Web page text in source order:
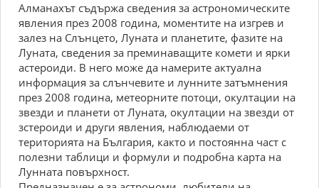
Алманахът съдържа сведения за астрономическите
явления през 2008 година, моментите на изгрев и
залез на Слънцето, Луната и планетите, фазите на
Луната, сведения за преминаващите комети и ярки
астероиди. В него може да намерите актуална
информация за слънчевите и лунните затъмнения
през 2008 година, метеорните потоци, окултации на
звезди и планети от Луната, окултации на звезди от
зстероиди и други явления, наблюдаеми от
територията на България, както и постоянна част с
полезни таблици и формули и подробна карта на
Лунната повърхност.